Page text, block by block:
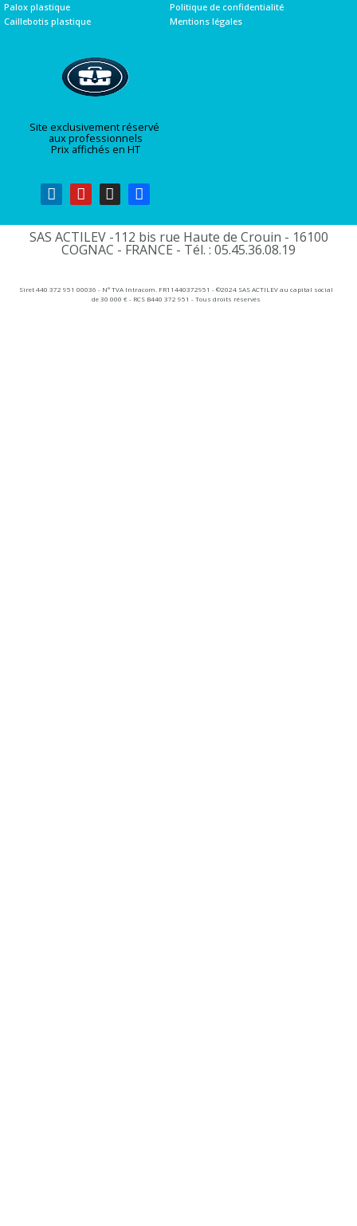
Palox plastique
Caillebotis plastique
Politique de confidentialité
Mentions légales
Site exclusivement réservé
aux professionnels
Prix affichés en HT
SAS ACTILEV -112 bis rue Haute de Crouin - 16100
COGNAC - FRANCE - Tél. : 05.45.36.08.19​
Siret 440 372 951 00036 - N° TVA Intracom. FR11440372951 - ©2024 SAS ACTILEV au capital social
de 30 000 € - RCS B440 372 951 - Tous droits réservés​​